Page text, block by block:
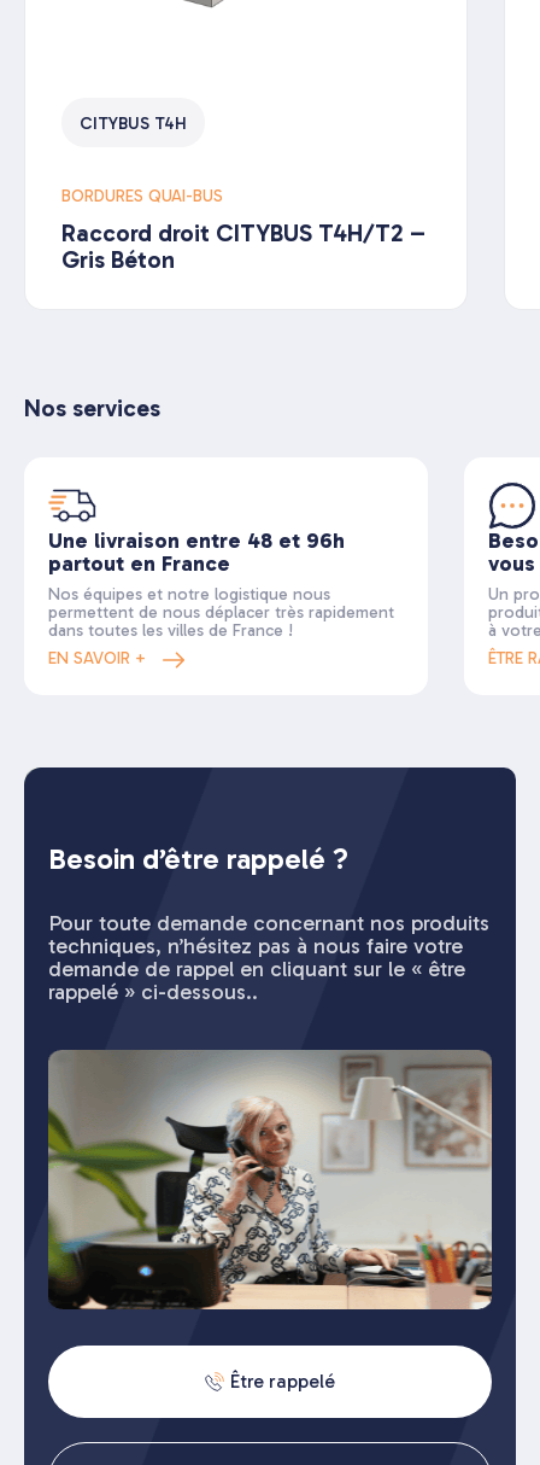
CITYBUS T4H
BORDURES QUAI-BUS
Raccord droit CITYBUS T4H/T2 –
Gris Béton
Nos services
Une livraison entre 48 et 96h
partout en France
Nos équipes et notre logistique nous
permettent de nous déplacer très rapidement
dans toutes les villes de France !
EN SAVOIR +
Un
à
ÊTRE
Besoin d’être rappelé ?
Pour toute demande concernant nos produits
techniques, n’hésitez pas à nous faire votre
demande de rappel en cliquant sur le « être
rappelé » ci-dessous..
Être rappelé